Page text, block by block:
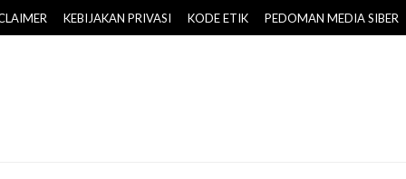
KEBIJAKAN PRIVASI KODE ETIK PEDOMAN MEDIA SIBER
Pelayanan Paspor bagi Masyarakat